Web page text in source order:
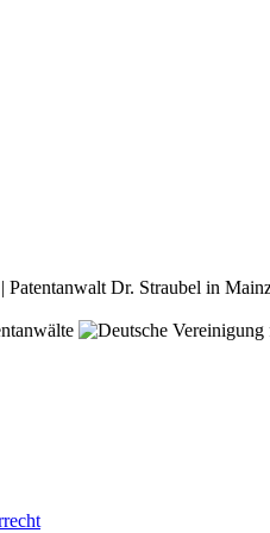
Dr. Straubel in